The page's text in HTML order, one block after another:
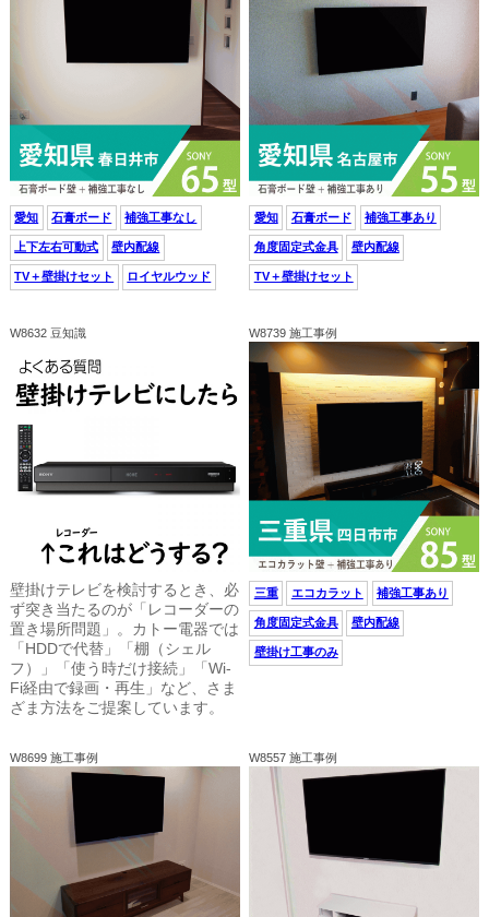
愛知 石膏ボード 補強工事なし
上下左右可動式 壁内配線
TV＋壁掛けセット ロイヤルウッド
愛知 石膏ボード 補強工事あり
角度固定式金具 壁内配線
TV＋壁掛けセット
W8632 豆知識
壁掛けテレビを検討するとき、必
ず突き当たるのが「レコーダーの
置き場所問題」。カトー電器では
「HDDで代替」「棚（シェル
フ）」「使う時だけ接続」「Wi-
Fi経由で録画・再生」など、さま
ざま方法をご提案しています。
W8739 施工事例
三重 エコカラット 補強工事あり
角度固定式金具 壁内配線
壁掛け工事のみ
W8699 施工事例 W8557 施工事例